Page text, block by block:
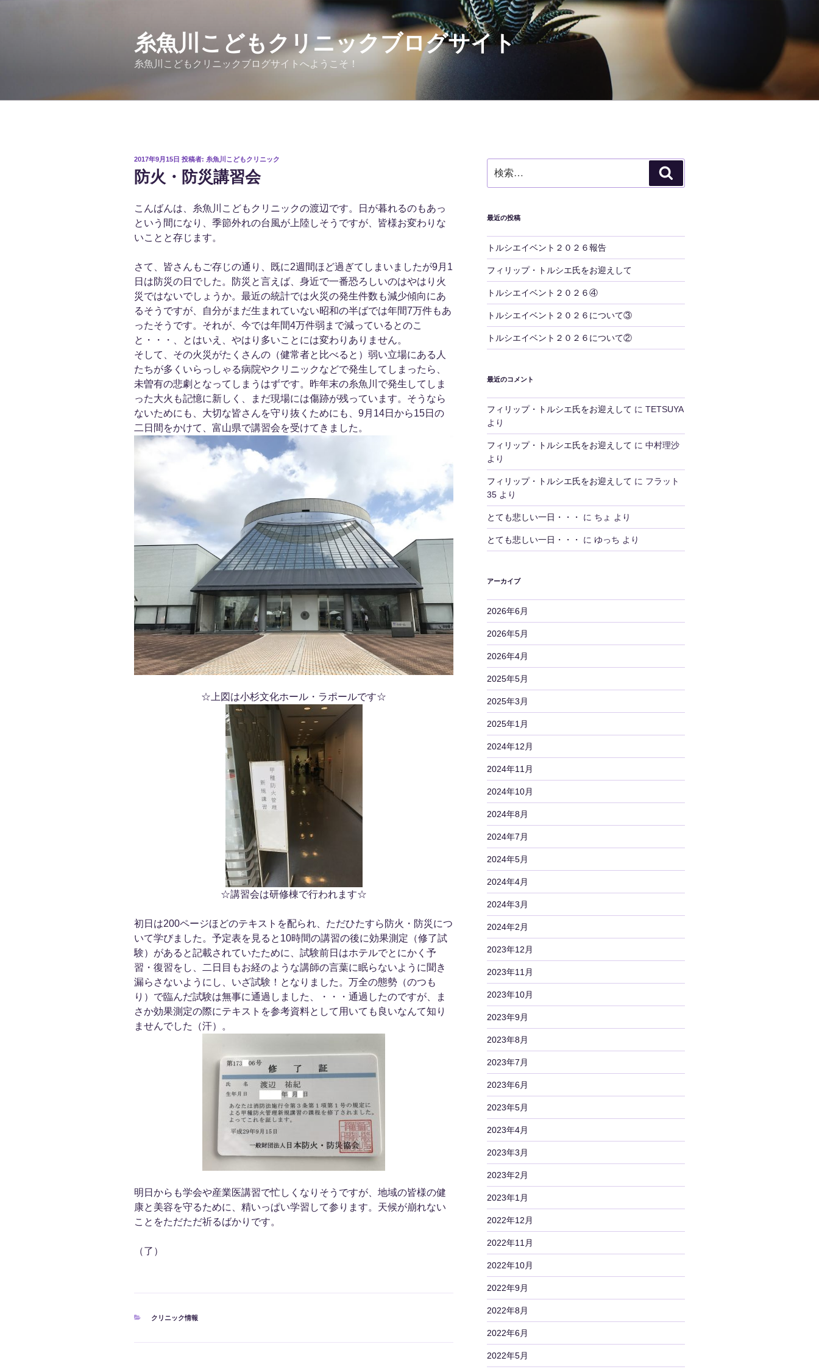
糸魚川こどもクリニックブログサイト
糸魚川こどもクリニックブログサイトへようこそ！
投
稿
日:
2017年9月15日 投稿者: 糸魚川こどもクリニック
防火・防災講習会
こんばんは、糸魚川こどもクリニックの渡辺です。日が暮れるのもあっ
という間になり、季節外れの台風が上陸しそうですが、皆様お変わりな
いことと存じます。
さて、皆さんもご存じの通り、既に2週間ほど過ぎてしまいましたが9月1
日は防災の日でした。防災と言えば、身近で一番恐ろしいのはやはり火
災ではないでしょうか。最近の統計では火災の発生件数も減少傾向にあ
るそうですが、自分がまだ生まれていない昭和の半ばでは年間7万件もあ
ったそうです。それが、今では年間4万件弱まで減っているとのこ
と・・・、とはいえ、やはり多いことには変わりありません。
そして、その火災がたくさんの（健常者と比べると）弱い立場にある人
たちが多くいらっしゃる病院やクリニックなどで発生してしまったら、
未曽有の悲劇となってしまうはずです。昨年末の糸魚川で発生してしま
った大火も記憶に新しく、まだ現場には傷跡が残っています。そうなら
ないためにも、大切な皆さんを守り抜くためにも、9月14日から15日の
二日間をかけて、富山県で講習会を受けてきました。
☆上図は小杉文化ホール・ラポールです☆
☆講習会は研修棟で行われます☆
初日は200ページほどのテキストを配られ、ただひたすら防火・防災につ
いて学びました。予定表を見ると10時間の講習の後に効果測定（修了試
験）があると記載されていたために、試験前日はホテルでとにかく予
習・復習をし、二日目もお経のような講師の言葉に眠らないように聞き
漏らさないようにし、いざ試験！となりました。万全の態勢（のつも
り）で臨んだ試験は無事に通過しました、・・・通過したのですが、ま
さか効果測定の際にテキストを参考資料として用いても良いなんて知り
ませんでした（汗）。
明日からも学会や産業医講習で忙しくなりそうですが、地域の皆様の健
康と美容を守るために、精いっぱい学習して参ります。天候が崩れない
ことをただただ祈るばかりです。
（了）
カ
クリニック情報
索:
索
最近の投稿
トルシエイベント２０２６報告
フィリップ・トルシエ氏をお迎えして
トルシエイベント２０２６④
トルシエイベント２０２６について③
トルシエイベント２０２６について②
最近のコメント
フィリップ・トルシエ氏をお迎えして に TETSUYA
より
フィリップ・トルシエ氏をお迎えして に 中村理沙
より
フィリップ・トルシエ氏をお迎えして に フラット
35より
とても悲しい一日・・・ に ちょ より
とても悲しい一日・・・ に ゆっち より
アーカイブ
2026年6月
2026年5月
2026年4月
2025年5月
2025年3月
2025年1月
2024年12月
2024年11月
2024年10月
2024年8月
2024年7月
2024年5月
2024年4月
2024年3月
2024年2月
2023年12月
2023年11月
2023年10月
2023年9月
2023年8月
2023年7月
2023年6月
2023年5月
2023年4月
2023年3月
2023年2月
2023年1月
2022年12月
2022年11月
2022年10月
2022年9月
2022年8月
2022年6月
2022年5月